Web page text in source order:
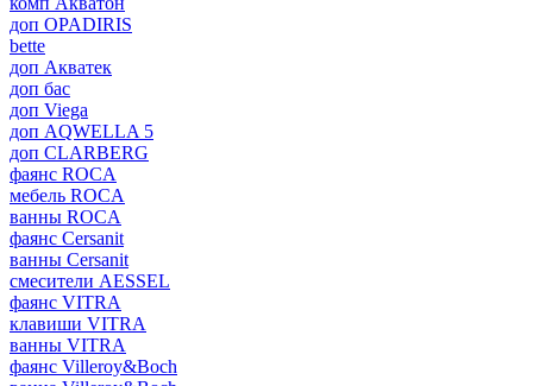
доп OPADIRIS
bette
доп Акватек
доп бас
доп Viega
доп AQWELLA 5
доп CLARBERG
фаянс ROCA
мебель ROCA
ванны ROCA
фаянс Cersanit
ванны Cersanit
смесители AESSEL
фаянс VITRA
клавиши VITRA
ванны VITRA
фаянс Villeroy&Boch